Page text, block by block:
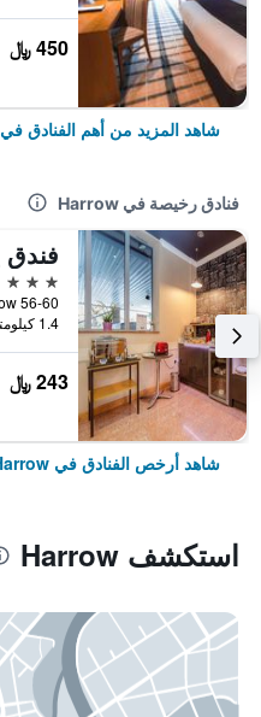
450 ﷼
شاهد المزيد من أهم الفنادق في Harrow
فنادق رخيصة في Harrow
3 نجوم
1.4 كيلومتر عن وسط المدينة
243 ﷼
شاهد أرخص الفنادق في Harrow
استكشف Harrow